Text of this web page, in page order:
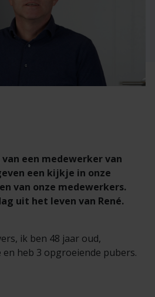
een medewerker van
een kijkje in onze
van onze medewerkers.​
uit het leven van René.
ik ben 48 jaar oud,
heb 3 opgroeiende pubers.